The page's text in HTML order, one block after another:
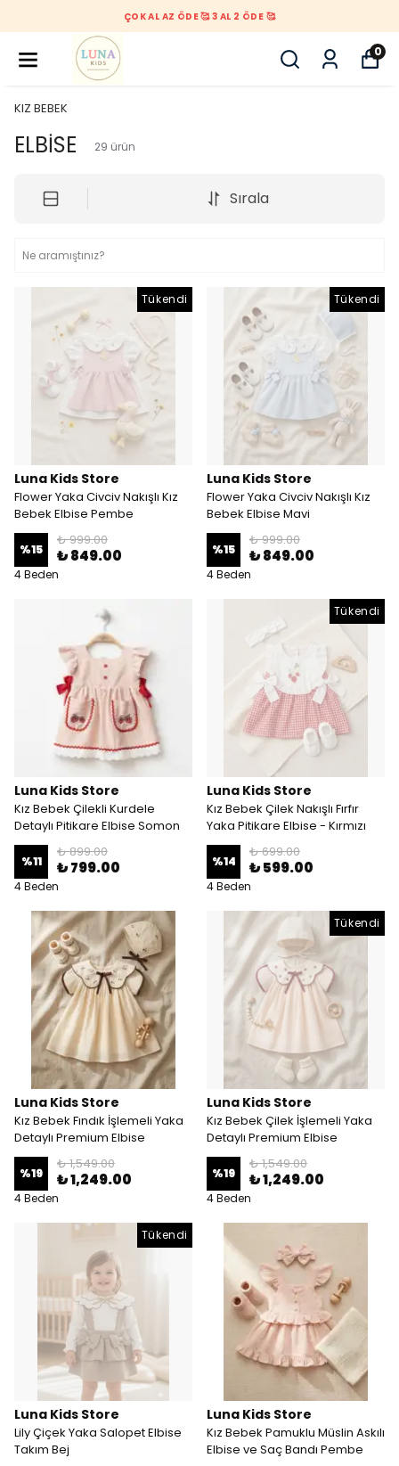
ÇOK AL AZ ÖDE 🥰 3 AL 2 ÖDE 🥰
0
KIZ BEBEK
ELBİSE 29 ürün
Sırala
Tükendi
Luna Kids Store
Flower Yaka Civciv Nakışlı Kız
Bebek Elbise Pembe
%15
₺ 999.00
₺ 849.00
4 Beden
Tükendi
Luna Kids Store
Flower Yaka Civciv Nakışlı Kız
Bebek Elbise Mavi
%15
₺ 999.00
₺ 849.00
4 Beden
Luna Kids Store
Kız Bebek Çilekli Kurdele
Detaylı Pitikare Elbise Somon
%11
₺ 899.00
₺ 799.00
4 Beden
Tükendi
Luna Kids Store
Kız Bebek Çilek Nakışlı Fırfır
Yaka Pitikare Elbise - Kırmızı
%14
₺ 699.00
₺ 599.00
4 Beden
Luna Kids Store
Kız Bebek Fındık İşlemeli Yaka
Detaylı Premium Elbise
%19
₺ 1,549.00
₺ 1,249.00
4 Beden
Tükendi
Luna Kids Store
Kız Bebek Çilek İşlemeli Yaka
Detaylı Premium Elbise
%19
₺ 1,549.00
₺ 1,249.00
4 Beden
Tükendi
Luna Kids Store
Lily Çiçek Yaka Salopet Elbise
Takım Bej
Luna Kids Store
Kız Bebek Pamuklu Müslin Askılı
Elbise ve Saç Bandı Pembe